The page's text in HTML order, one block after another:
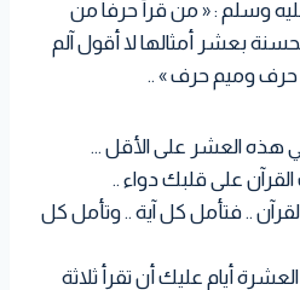
وسلم : « من قرأ حرفاً من
بعشر أمثالها لا أقول آلم
وميم حرف » ..
هذه العشر على الأقل …
القرآن على قلبك دواء ..
.. فتأمل كل آية .. وتأمل كل
أيام عليك أن تقرأ ثلاثة